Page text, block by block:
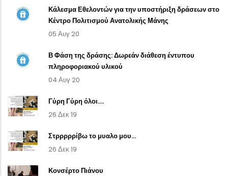
Κάλεσμα Εθελοντών για την υποστήριξη δράσεων στο
Κέντρο Πολιτισμού Ανατολικής Μάνης
05 Αυγ 20
Β Φάση της δράσης: Δωρεάν διάθεση έντυπου
πληροφοριακού υλικού
04 Αυγ 20
Γύρη Γύρη όλοι....
26 Δεκ 19
Στρρρρρίβω το μυαλο μου...
26 Δεκ 19
Κονσέρτο Πιάνου